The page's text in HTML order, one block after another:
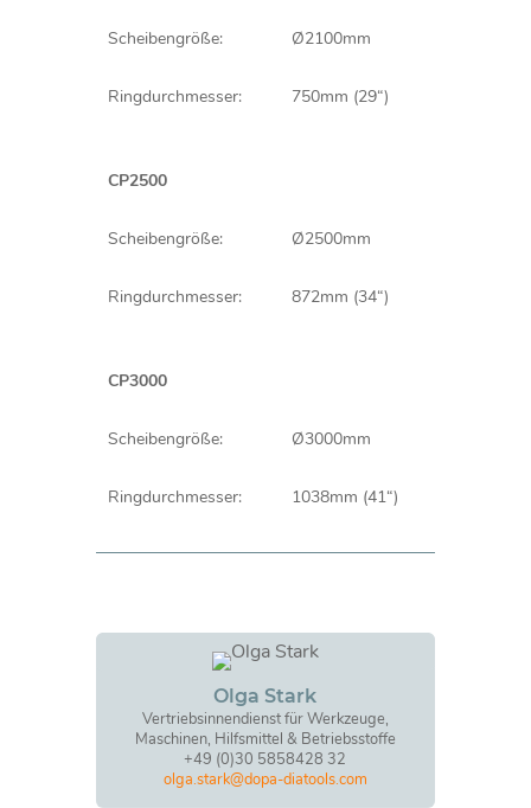
Scheibengröße: Ø2100mm
Ringdurchmesser: 750mm (29“)
CP2500
Scheibengröße: Ø2500mm
Ringdurchmesser: 872mm (34“)
CP3000
Scheibengröße: Ø3000mm
Ringdurchmesser: 1038mm (41“)
Olga Stark
Vertriebsinnendienst für Werkzeuge,
Maschinen, Hilfsmittel & Betriebsstoffe
+49 (0)30 5858428 32
olga.stark@dopa-diatools.com